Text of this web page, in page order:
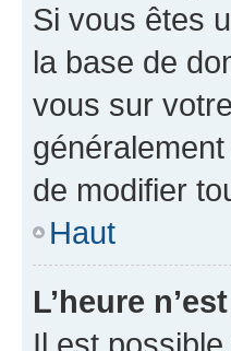
Si vous êtes
la base de
vous sur
de modifier
Haut
L’heure